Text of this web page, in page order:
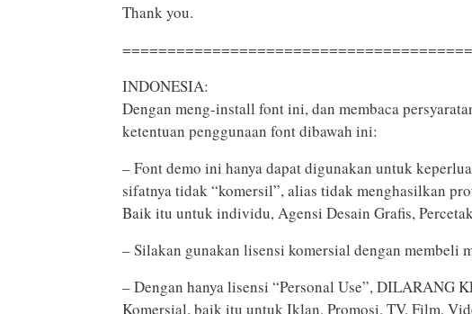
Thank you.
INDONESIA:
Dengan meng-install font ini, dan membaca
ketentuan penggunaan font dibawah ini:
– Font demo ini hanya dapat digunakan untuk
sifatnya tidak “komersil”, alias tidak menghasilkan
Baik itu untuk individu, Agensi Desain Grafis,
– Silakan gunakan lisensi komersial dengan membeli
– Dengan hanya lisensi “Personal Use”, DILARANG
Komersial, baik itu untuk Iklan, Promosi, TV, Film,